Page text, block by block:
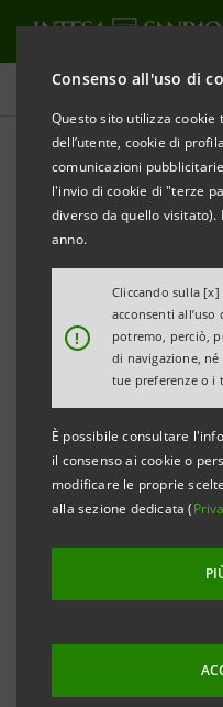
Consenso all'uso di
Questo sito utilizza cookie
dell’utente, cookie di
comunicazioni
l'invio di cookie di "terze
diverso da quello visitato).
anno.
!
Cliccando sulla
acconsenti
potremo, perciò,
di navigazione,
tue preferenze o i
È possibile consultare
il consenso ai cookie o
modificare le proprie
alla sezione dedicata (
Comunicati stampa
STAMPA AGGIORNA
COMUNICATO STAMPA
INTESA SANPAOLO:
MILIONI DI EURO NEL
Il Presidente Gian
del Fondo
Gruppo. Massima
economica anche nei
Più 24% le risorse
Milano/Torino, 12